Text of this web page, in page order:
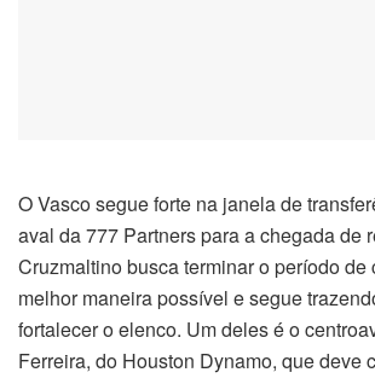
O Vasco segue forte na janela de
aval da 777 Partners para a chegada de
Cruzmaltino busca terminar o período de
melhor maneira possível e segue
fortalecer o elenco. Um deles é o
Ferreira, do Houston Dynamo, que deve